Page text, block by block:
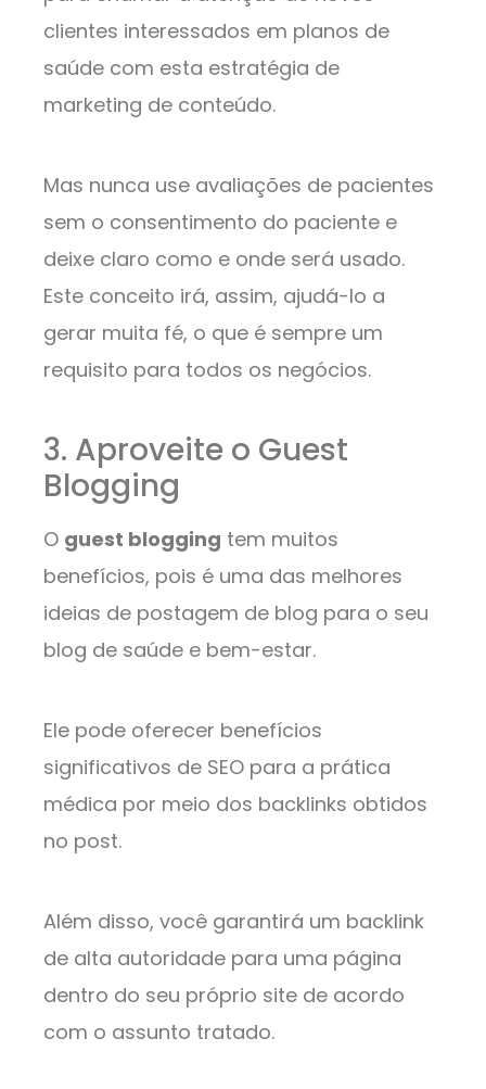
clientes interessados em planos de
saúde com esta estratégia de
marketing de conteúdo.
Mas nunca use avaliações de pacientes
sem o consentimento do paciente e
deixe claro como e onde será usado.
Este conceito irá, assim, ajudá-lo a
gerar muita fé, o que é sempre um
requisito para todos os negócios.
3. Aproveite o Guest
Blogging
O guest blogging tem muitos
benefícios, pois é uma das melhores
ideias de postagem de blog para o seu
blog de saúde e bem-estar.
Ele pode oferecer benefícios
significativos de SEO para a prática
médica por meio dos backlinks obtidos
no post.
Além disso, você garantirá um backlink
de alta autoridade para uma página
dentro do seu próprio site de acordo
com o assunto tratado.